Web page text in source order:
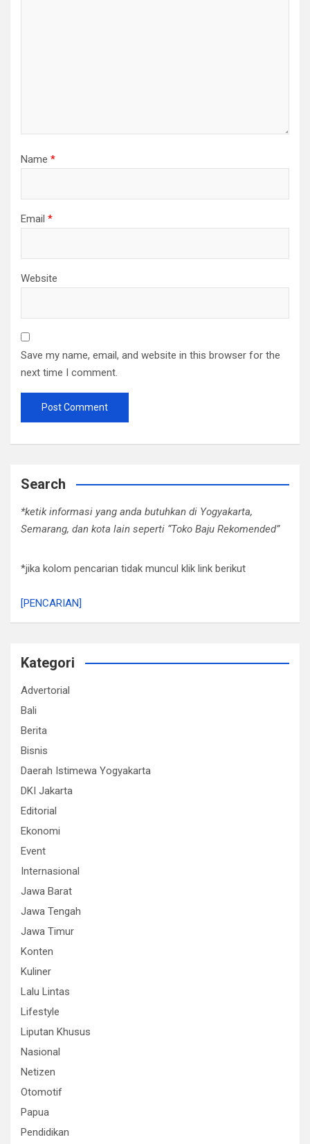
Name *
Email *
Website
Save my name, email, and website in this browser for the
next time I comment.
Search
*ketik informasi yang anda butuhkan di Yogyakarta,
Semarang, dan kota lain seperti “Toko Baju Rekomended”
*jika kolom pencarian tidak muncul klik link berikut
[PENCARIAN]
Kategori
Advertorial
Bali
Berita
Bisnis
Daerah Istimewa Yogyakarta
DKI Jakarta
Editorial
Ekonomi
Event
Internasional
Jawa Barat
Jawa Tengah
Jawa Timur
Konten
Kuliner
Lalu Lintas
Lifestyle
Liputan Khusus
Nasional
Netizen
Otomotif
Papua
Pendidikan